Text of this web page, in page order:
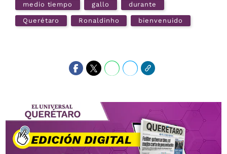
medio tiempo gallo durante
Querétaro Ronaldinho bienvenuido